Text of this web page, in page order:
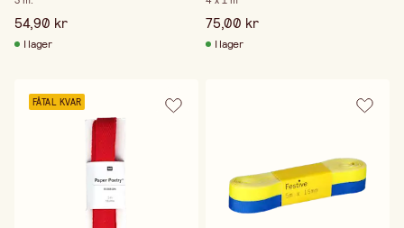
54,90 kr
I lager
75,00 kr
I lager
FÅTAL KVAR